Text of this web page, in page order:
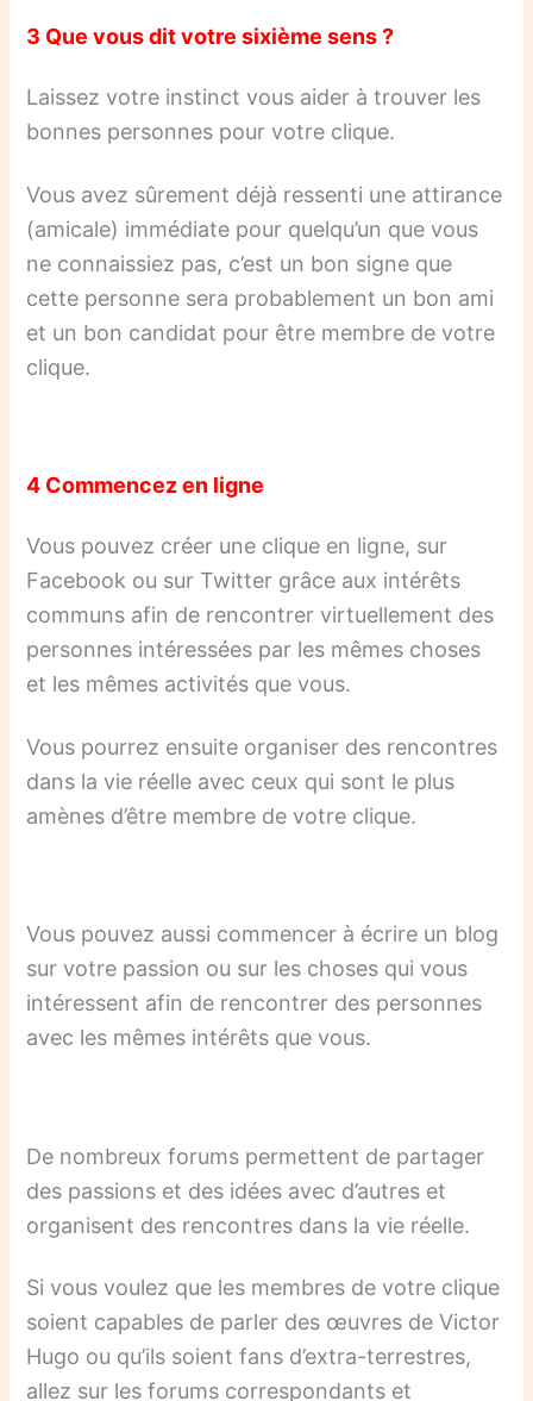
3 Que vous dit votre sixième sens ?
Laissez votre instinct vous aider à trouver les
bonnes personnes pour votre clique.
Vous avez sûrement déjà ressenti une attirance
(amicale) immédiate pour quelqu’un que vous
ne connaissiez pas, c’est un bon signe que
cette personne sera probablement un bon ami
et un bon candidat pour être membre de votre
clique.
4 Commencez en ligne
Vous pouvez créer une clique en ligne, sur
Facebook ou sur Twitter grâce aux intérêts
communs afin de rencontrer virtuellement des
personnes intéressées par les mêmes choses
et les mêmes activités que vous.
Vous pourrez ensuite organiser des rencontres
dans la vie réelle avec ceux qui sont le plus
amènes d’être membre de votre clique.
Vous pouvez aussi commencer à écrire un blog
sur votre passion ou sur les choses qui vous
intéressent afin de rencontrer des personnes
avec les mêmes intérêts que vous.
De nombreux forums permettent de partager
des passions et des idées avec d’autres et
organisent des rencontres dans la vie réelle.
Si vous voulez que les membres de votre clique
soient capables de parler des œuvres de Victor
Hugo ou qu’ils soient fans d’extra-terrestres,
allez sur les forums correspondants et